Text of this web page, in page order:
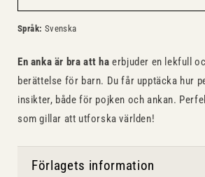
Språk: Svenska
En anka är bra att ha erbjuder en lekfull
berättelse för barn. Du får upptäcka hur
insikter, både för pojken och ankan.
som gillar att utforska världen!
Förlagets information